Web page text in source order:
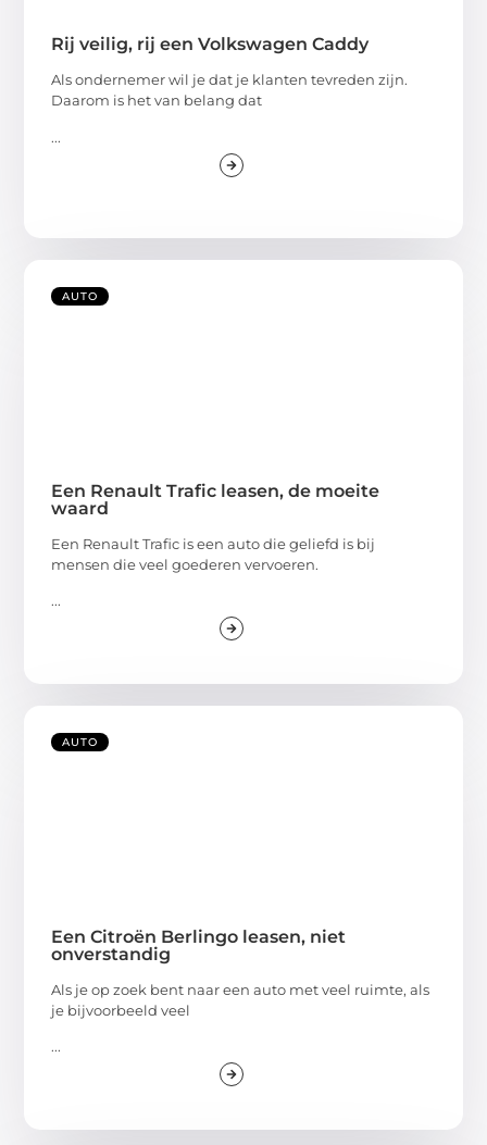
Rij veilig, rij een Volkswagen Caddy
Als ondernemer wil je dat je klanten tevreden zijn.
Daarom is het van belang dat
...
AUTO
Een Renault Trafic leasen, de moeite
waard
Een Renault Trafic is een auto die geliefd is bij
mensen die veel goederen vervoeren.
...
AUTO
Een Citroën Berlingo leasen, niet
onverstandig
Als je op zoek bent naar een auto met veel ruimte, als
je bijvoorbeeld veel
...